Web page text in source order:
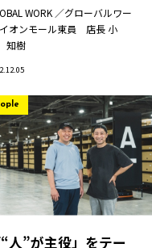
WORK ／グローバルワー
オンモール東員 店長 小
樹
“人”が主役」をテー